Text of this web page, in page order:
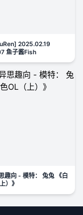
2025.02.19
鱼子酱Fish
趣向 - 模特： 兔兔 《白
）》